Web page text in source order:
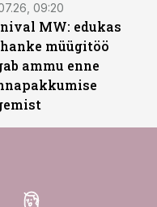
09:20
MW: edukas
müügitöö
ammu enne